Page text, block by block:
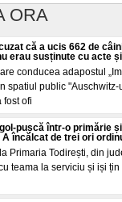
ORA
că a ucis 662 de
erau susținute cu acte
conducea adapostul
spatiul public
fost ofi
pușcă într-o primărie
A încălcat de trei ori
Primaria Todirești, din
teama la serviciu și iși